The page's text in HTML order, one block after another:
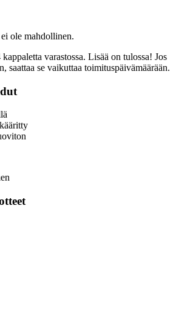
ole mahdollinen.
varastossa. Lisää on tulossa! Jos
saattaa se vaikuttaa toimituspäivämäärään.